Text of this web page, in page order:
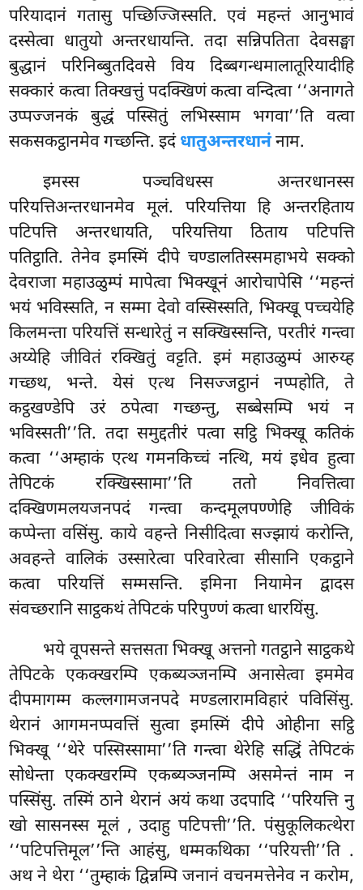
परियादानं गतासु पच्छिज्जिस्सति. एवं महन्तं आनुभावं
दस्सेत्वा धातुयो अन्तरधायन्ति. तदा सन्निपतिता देवसङ्घा
बुद्धानं परिनिब्बुतदिवसे विय दिब्बगन्धमालातूरियादीहि
सक्कारं कत्वा तिक्खत्तुं पदक्खिणं कत्वा वन्दित्वा ‘‘अनागते
उप्पज्जनकं बुद्धं पस्सितुं लभिस्साम भगवा’’ति वत्वा
सकसकट्ठानमेव गच्छन्ति. इदंधातुअन्तरधानंनाम.
इमस्स पञ्चविधस्स अन्तरधानस्स
परियत्तिअन्तरधानमेवमूलं. परियत्तिया हि अन्तरहिताय
पटिपत्ति अन्तरधायति, परियत्तिया ठिताय पटिपत्ति
पतिट्ठाति. तेनेव इमस्मिं दीपे चण्डालतिस्समहाभये सक्को
देवराजा महाउळुम्पं मापेत्वा भिक्खूनं आरोचापेसि ‘‘महन्तं
भयं भविस्सति, न सम्मा देवो वस्सिस्सति, भिक्खू पच्चयेहि
किलमन्ता परियत्तिं सन्धारेतुं न सक्खिस्सन्ति, परतीरं गन्त्वा
अय्येहि जीवितं रक्खितुं वट्टति. इमं महाउळुम्पं आरुय्ह
गच्छथ, भन्ते. येसं एत्थ निसज्जट्ठानं नप्पहोति, ते
कट्ठखण्डेपि उरं ठपेत्वा गच्छन्तु, सब्बेसम्पि भयं न
भविस्सती’’ति. तदा समुद्दतीरं पत्वा सट्ठि भिक्खू कतिकं
कत्वा ‘‘अम्हाकं एत्थ गमनकिच्चं नत्थि, मयं इधेव हुत्वा
तेपिटकं रक्खिस्सामा’’ति ततो निवत्तित्वा
दक्खिणमलयजनपदं गन्त्वा कन्दमूलपण्णेहि जीविकं
कप्पेन्ता वसिंसु. काये वहन्ते निसीदित्वा सज्झायं करोन्ति,
अवहन्ते वालिकं उस्सारेत्वा परिवारेत्वा सीसानि एकट्ठाने
कत्वा परियत्तिं सम्मसन्ति. इमिना नियामेन द्वादस
संवच्छरानि साट्ठकथं तेपिटकं परिपुण्णं कत्वा धारयिंसु.
भये वूपसन्ते सत्तसता भिक्खू अत्तनो गतट्ठाने साट्ठकथे
तेपिटके एकक्खरम्पि एकब्यञ्जनम्पि अनासेत्वा इममेव
दीपमागम्म कल्लगामजनपदे मण्डलारामविहारं पविसिंसु.
थेरानं आगमनप्पवत्तिं सुत्वा इमस्मिं दीपे ओहीना सट्ठि
भिक्खू ‘‘थेरे पस्सिस्सामा’’ति गन्त्वा थेरेहि सद्धिं तेपिटकं
सोधेन्ता एकक्खरम्पि एकब्यञ्जनम्पि असमेन्तं नाम न
पस्सिंसु. तस्मिं ठाने थेरानं अयं कथा उदपादि ‘‘परियत्ति नु
खो सासनस्स मूलं , उदाहु पटिपत्ती’’ति. पंसुकूलिकत्थेरा
‘‘पटिपत्तिमूल’’न्ति आहंसु, धम्मकथिका ‘‘परियत्ती’’ति .
अथ ने थेरा ‘‘तुम्हाकं द्विन्नम्पि जनानं वचनमत्तेनेव न करोम,